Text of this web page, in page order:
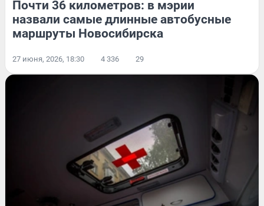
Почти 36 километров: в мэрии
назвали самые длинные автобусные
маршруты Новосибирска
27 июня, 2026, 18:30 4 336 29